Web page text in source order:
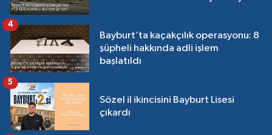
Bayburt’ta kaçakçılık operasyonu: 8
şüpheli hakkında adli işlem
başlatıldı
4
Sözel il ikincisini Bayburt Lisesi
çıkardı
5